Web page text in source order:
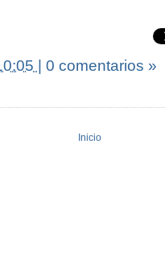
| 0 comentarios »
Inicio